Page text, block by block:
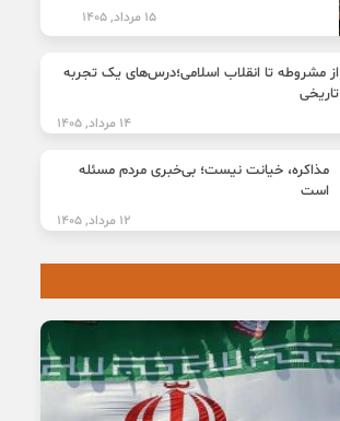
15 مرداد, 1405
از مشروطه تا انقلاب اسلامی؛درس‌های یک تجربه
تاریخی
14 مرداد, 1405
مذاکره، خیانت نیست؛ بی‌خبری مردم مسئله
است
12 مرداد, 1405